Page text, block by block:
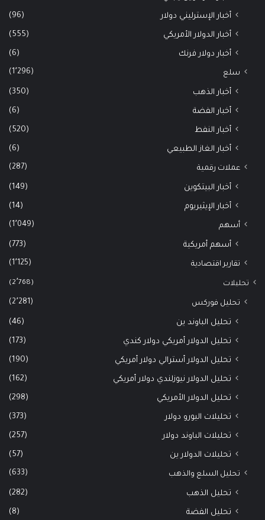
أخبار الإسترليني دولار (96)
أخبار الدولار الأمريكي (555)
أخبار دولار فرنك (6)
سلع (1٬296)
أخبار الذهب (350)
أخبار الفضة (6)
أخبار النفط (520)
أخبار الغاز الطبيعي (6)
عملات رقمية (287)
أخبار البيتكوين (149)
أخبار الإيثيريوم (14)
أسهم (1٬049)
أسهم أمريكية (773)
تقارير اقتصادية (1٬125)
تحليلات (2٬768)
تحليل فوركس (2٬281)
تحليل الباوند ين (46)
تحليل الدولار أمريكي دولار كندي (173)
تحليل الدولار أسترالي دولار أمريكي (190)
تحليل الدولار نيوزلندي دولار أمريكي (162)
تحليل الدولار الأمريكي (298)
تحليلات اليورو دولار (373)
تحليلات الباوند دولار (257)
تحليلات الدولار ين (57)
تحليل السلع والذهب (633)
تحليل الذهب (282)
تحليل الفضة (8)